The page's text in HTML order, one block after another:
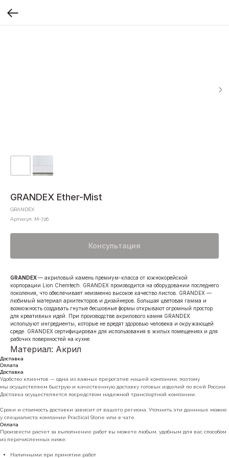
GRANDEX Ether-Mist
GRANDEX
Артикул: M-726
Консультация
GRANDEX— акриловый камень премиум-класса от южнокорейской
корпорации Lion Chemtech. GRANDEX производится на оборудовании последнего
поколения, что обеспечивает неизменно высокое качество листов. GRANDEX —
любимый материал архитекторов и дизайнеров. Большая цветовая гамма и
возможность создавать гнутые бесшовные формы открывают огромный простор
для креативных идей. При производстве акрилового камня GRANDEX
используют ингредиенты, которые не вредят здоровью человека и окружающей
среде. GRANDEX сертифицирован для использования в жилых помещениях и для
рабочих поверхностей на кухне.
Материал: Акрил
Доставка
Оплата
Доставка
Удобство клиентов — одна из важных прерогатив нашей компании, поэтому
мы осуществляем быструю и качественную доставку готовых изделий по всей России.
Доставка осуществляется посредством надежной транспортной компании.
Сроки и стоимость доставки зависит от вашего региона. Уточнить эти даннные можно
у специалиста компании Practical Stone или в чате.
Оплата
Произвести расчет за выполнение работ вы можете любым, удобным для вас способом
из перечисленных ниже:
Наличными при принятии работ